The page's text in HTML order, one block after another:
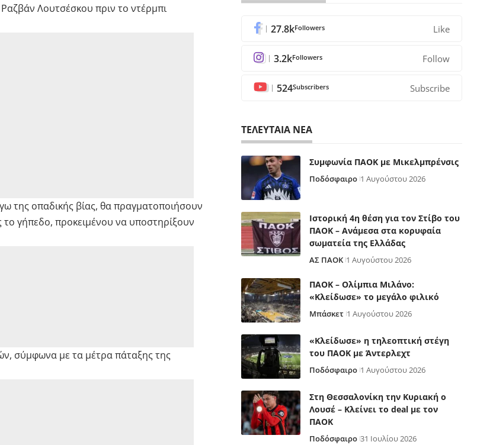
Λουτσέσκου πριν το ντέρμπι
της οπαδικής βίας, θα πραγματοποιήσουν
γήπεδο, προκειμένου να υποστηρίξουν
σύμφωνα με τα μέτρα πάταξης της
27.8kFollowers Like
3.2kFollowers Follow
524Subscribers Subscribe
ΤΕΛΕΥΤΑΙΑ ΝΕΑ
Συμφωνία ΠΑΟΚ με Μικελμπρένσις
Ποδόσφαιρο 1 Αυγούστου 2026
Ιστορική 4η θέση για τον Στίβο του
ΠΑΟΚ – Ανάμεσα στα κορυφαία
σωματεία της Ελλάδας
ΑΣ ΠΑΟΚ 1 Αυγούστου 2026
ΠΑΟΚ – Ολίμπια Μιλάνο:
«Κλείδωσε» το μεγάλο φιλικό
Μπάσκετ 1 Αυγούστου 2026
«Κλείδωσε» η τηλεοπτική στέγη
του ΠΑΟΚ με Άντερλεχτ
Ποδόσφαιρο 1 Αυγούστου 2026
Στη Θεσσαλονίκη την Κυριακή ο
Λουσέ – Κλείνει το deal με τον
ΠΑΟΚ
Ποδόσφαιρο 31 Ιουλίου 2026